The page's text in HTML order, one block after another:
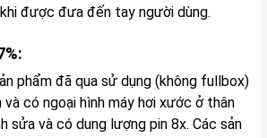
được đưa đến tay người dùng.
phẩm đã qua sử dụng (không fullbox)
có ngoại hình máy hơi xước ở thân
sửa và có dung lượng pin 8x. Các sản